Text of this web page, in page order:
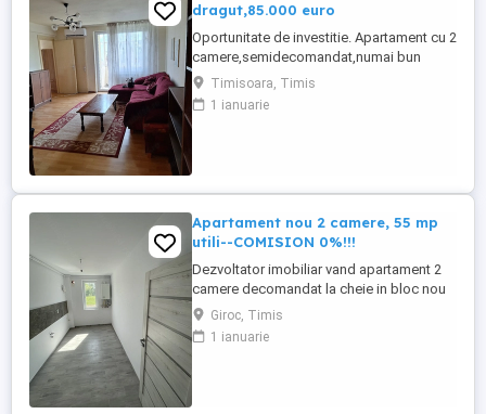
dragut,85.000 euro
Oportunitate de investitie. Apartament cu 2
camere,semidecomandat,numai bun
pentru inchiriat. SUPRAFATA UTILA 48 MP.
SITUAT LA ETAJUL 3 din 3,CU ACOPERIS.
VEDERE SPRE BULEVARD SI LATERAL.
SPATELE ...
Timisoara, Timis
1 ianuarie
Apartament nou 2 camere, 55 mp
utili--COMISION 0%!!!
Dezvoltator imobiliar vand apartament 2
camere decomandat la cheie in bloc nou
situat la uzina de apa zona Braytim
comuna Giroc. Suprafata utila 55mp utili .
Blocul este situat in zona rezidentiala,
Giroc, Timis
1 ianuarie